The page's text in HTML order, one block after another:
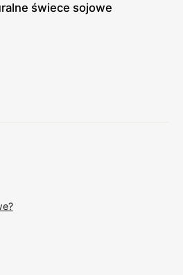
świece sojowe